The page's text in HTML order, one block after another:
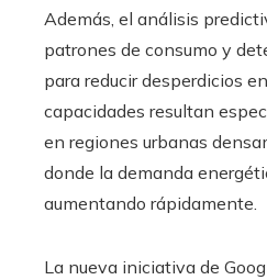
Además, el análisis
patrones de consumo y
para reducir desperdicios
capacidades resultan
en regiones urbanas
donde la demanda
aumentando rápidamente.
La nueva iniciativa de